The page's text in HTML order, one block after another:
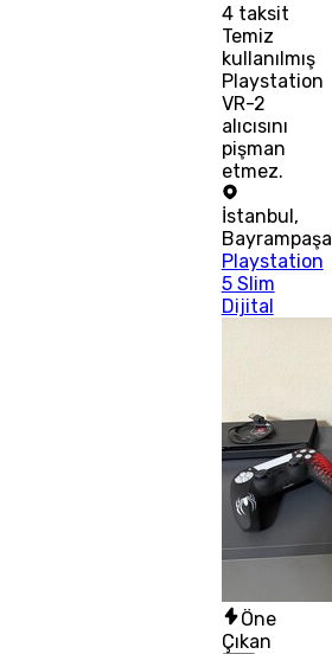
4taksit
Temiz
kullanılmış
Playstation
VR-2
alıcısını
pişman
etmez.
İstanbul,
Bayrampaşa
Playstation
5 Slim
Dijital
Öne
Çıkan